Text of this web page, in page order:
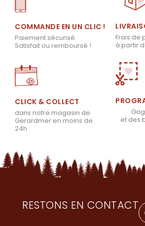
COMMANDE EN UN CLIC !
Paiement sécurisé
Satisfait ou remboursé !
Frais de
à partir
CLICK & COLLECT
dans notre magasin de
Gerardmer en moins de
24h
et des
RESTONS EN CONTACT